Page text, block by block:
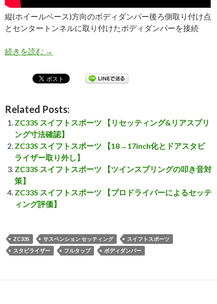
縦(ホイールベース)方向のボディダンパー後ろ側取り付け点
とセンタートンネルに取り付けたボディダンパーを接続
続きを読む ZC33S スイフトスポーツ 【リアフロア ブレース
→
Related Posts:
ZC33S スイフトスポーツ 【リセッティング&リアスプリ
ング寸法確認】
ZC33S スイフトスポーツ 【18→17inch化とドアスタビ
ライザー取り外し】
ZC33S スイフトスポーツ 【ツインスプリングの叩き音対
策】
ZC33S スイフトスポーツ 【プロドライバーによるセッテ
ィング評価】
ZC33S サスペンション セッティング
スイフトスポーツ
スタビライザー
フルタップ ボディダンパー